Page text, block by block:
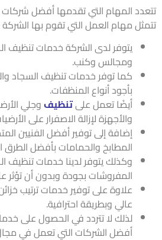
المهام التي تقدمها أفضل شركات
مهام العمل التي تقوم بها الشركة
يتوفر لدى الشركة خدمات تنظيف
ومجالس وكنب.
كما توفر خدمات تنظيف السجاد
بأجود أنواع المنظفات.
أيضًا تعمل علىتنظيفوجلي
والأجهزة لإزالة الاصفرار على الأرضيات
إضافة إلى توفير أفضل الفنيين
المطابخ والحمامات بأفضل الطرق
وكذلك يتوفر لدينا خدمات تنظيف
المفروشات بجودة وبدون أن تؤثر على
علاوة على توفير خدمات ترتيب خزائن
عالي وبطريقة احترافية.
لذلك لا تتردد في الحصول على خدمات
أفضل الشركات التي تعمل في مجال